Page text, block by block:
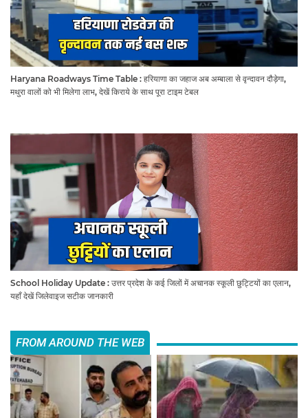
Haryana Roadways Time Table : हरियाणा का जहाज अब अम्बाला से वृन्दावन दौड़ेगा,
मथुरा वालों को भी मिलेगा लाभ, देखें किराये के साथ पूरा टाइम टेबल
School Holiday Update : उत्तर प्रदेश के कई जिलों में अचानक स्कूली छुट्टियों का एलान,
यहाँ देखें जिलेवाइज सटीक जानकारी
FROM AROUND THE WEB